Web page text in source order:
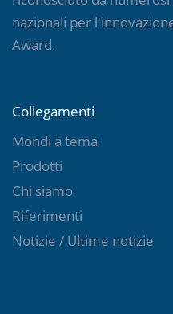
nazionali per
Award.
Collegamenti
Mondi a tema
Prodotti
Chi siamo
Riferimenti
Notizie / Ultime notizie